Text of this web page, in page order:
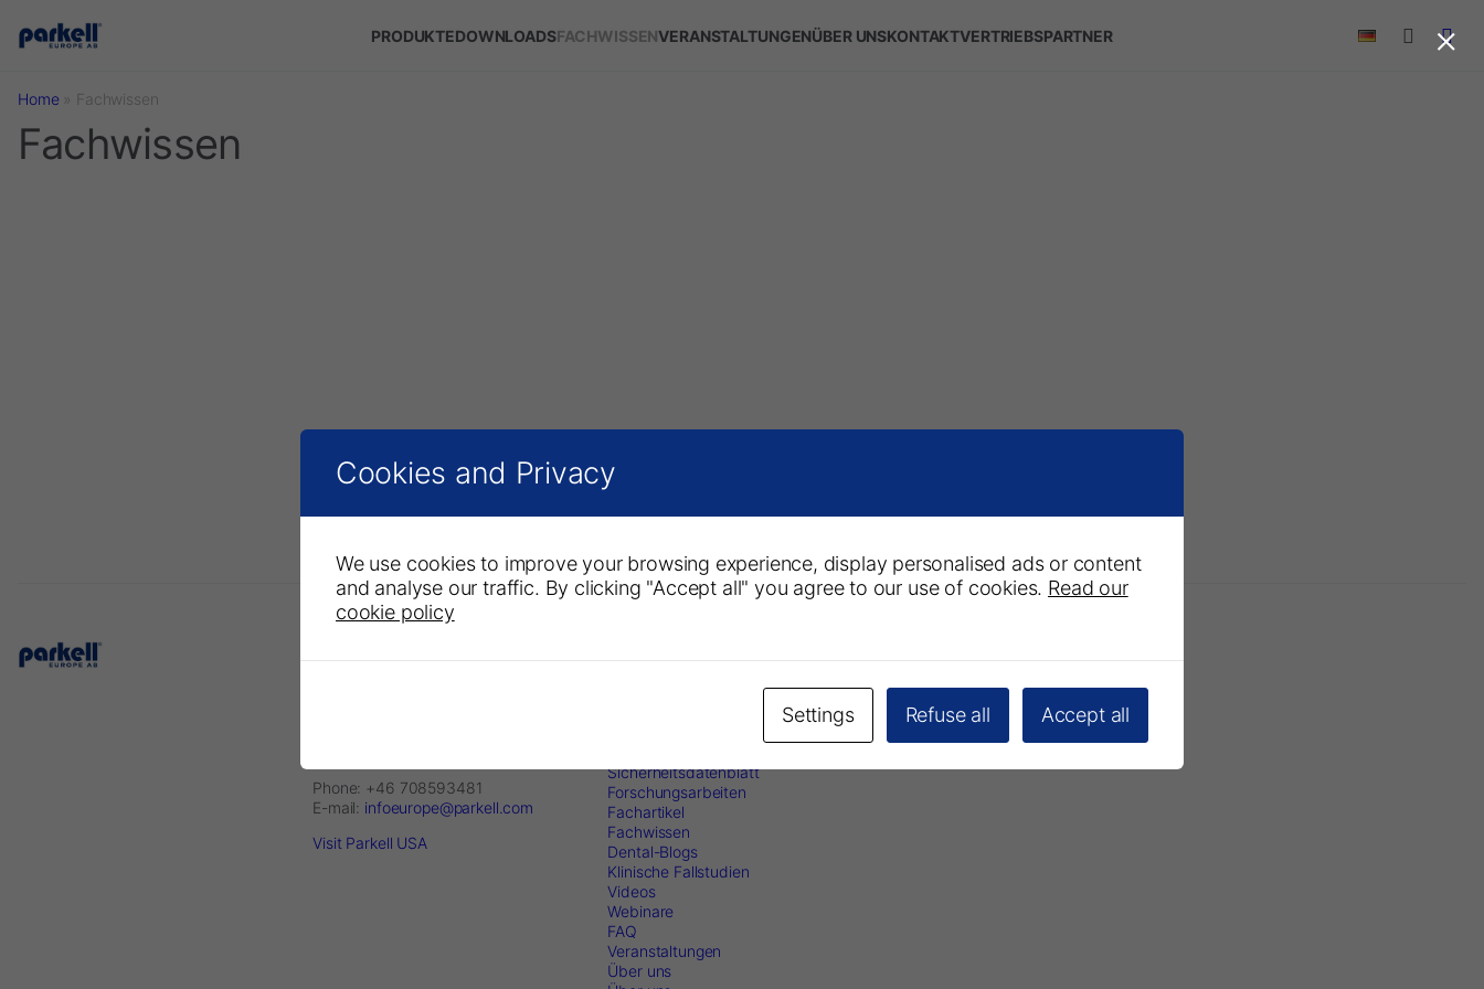
Skip to main content
PRODUKTEDOWNLOADSFACHWISSENVERANSTALTUNGENÜBER UNSKONTAKTVERTRIEBSPARTNER
Home» Fachwissen
Fachwissen
Parkell Europe AB
Phone: +46 708593481
E-mail: infoeurope@parkell.com
Visit Parkell USA
Informationen
Sicherheitsdatenblatt
Forschungsarbeiten
Fachartikel
Fachwissen
Dental-Blogs
Klinische Fallstudien
Videos
Webinare
FAQ
Veranstaltungen
Über uns
Folgen Sie uns
×
Cookies and Privacy
We use cookies to improve your browsing experience, display personalised ads or content
and analyse our traffic. By clicking "Accept all" you agree to our use of cookies. Read our
cookie policy
Settings Refuse all Accept all